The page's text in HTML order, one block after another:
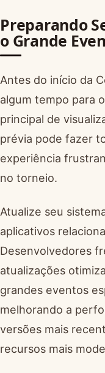
Preparando
o Grande
Antes do início da
algum tempo para
principal de
prévia pode fazer
experiência
no torneio.
Atualize seu
aplicativos
Desenvolvedores
atualizações
grandes eventos
melhorando a
versões mais
recursos mais